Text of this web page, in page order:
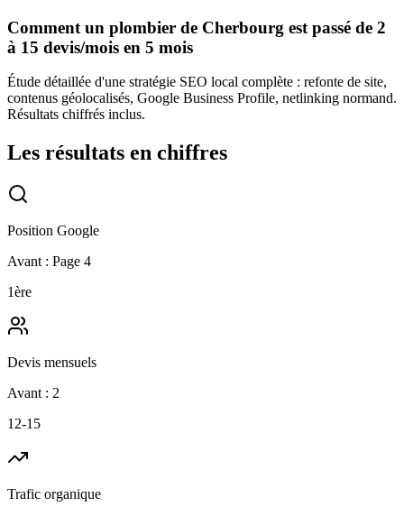
Comment un plombier de Cherbourg est passé de 2
à 15 devis/mois en 5 mois
Étude détaillée d'une stratégie SEO local complète : refonte de site,
contenus géolocalisés, Google Business Profile, netlinking normand.
Résultats chiffrés inclus.
Les résultats en chiffres
Position Google
Avant : Page 4
1ère
Devis mensuels
Avant : 2
12-15
Trafic organique